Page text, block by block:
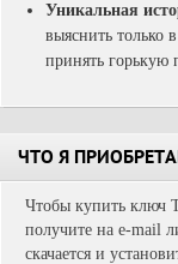
Уникальная
выяснить только
принять горькую
ЧТО Я
Чтобы купить ключ
получите на e-mail
скачается и